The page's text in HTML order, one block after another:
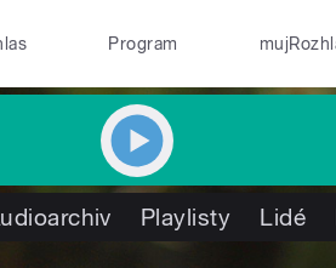
Program
Playlisty Lidé